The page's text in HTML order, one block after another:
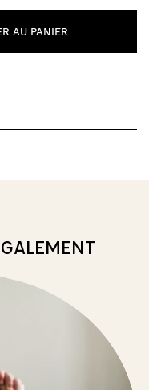
AU PANIER